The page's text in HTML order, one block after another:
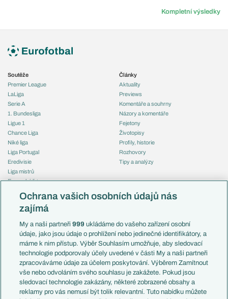
Kompletní výsledky
Soutěže
Premier League
LaLiga
Serie A
1. Bundesliga
Ligue 1
Chance Liga
Niké liga
Liga Portugal
Eredivisie
Liga mistrů
Evropská liga
Mistrovství světa
Liga národů
Témata
Představení týmů MS
EuroSkauting
PL v kostce
Evropské koeficienty
Přestupy
Přestupové spekulace
Články
Aktuality
Previews
Komentáře a souhrny
Názory a komentáře
Fejetony
Životopisy
Profily, historie
Rozhovory
Tipy a analýzy
Česko
Francie
Itálie
Německo
Španělsko
Argentina
Brazílie
Přestupy
Ochrana vašich osobních údajů nás
zajímá
My a naši partneři999 ukládáme do vašeho zařízení osobní
údaje, jako jsou údaje o prohlížení nebo jedinečné identifikátory, a
máme k nim přístup. Výběr Souhlasím umožňuje, aby sledovací
technologie podporovaly účely uvedené v části My a naši partneři
zpracováváme údaje za účelem poskytování. Výběrem Zamítnout
vše nebo odvoláním svého souhlasu je zakážete. Pokud jsou
sledovací technologie zakázány, některé zobrazené obsahy a
reklamy pro vás nemusí být tolik relevantní. Tuto nabídku můžete